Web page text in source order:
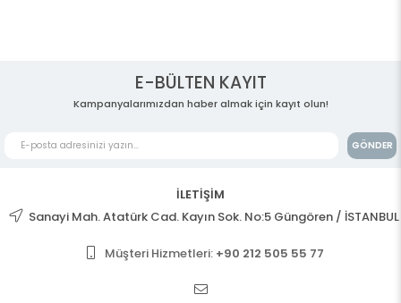
E-BÜLTEN KAYIT
Kampanyalarımızdan haber almak için kayıt olun!
GÖNDER
İLETİŞİM
Sanayi Mah. Atatürk Cad. Kayın Sok. No:5 Güngören / İSTANBUL
Müşteri Hizmetleri: +90 212 505 55 77